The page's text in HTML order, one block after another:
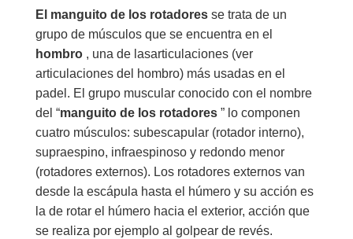
El manguito de los rotadores se trata de un
grupo de músculos que se encuentra en el
hombro , una de lasarticulaciones (ver
articulaciones del hombro) más usadas en el
padel. El grupo muscular conocido con el nombre
del “manguito de los rotadores ” lo componen
cuatro músculos: subescapular (rotador interno),
supraespino, infraespinoso y redondo menor
(rotadores externos). Los rotadores externos van
desde la escápula hasta el húmero y su acción es
la de rotar el húmero hacia el exterior, acción que
se realiza por ejemplo al golpear de revés.